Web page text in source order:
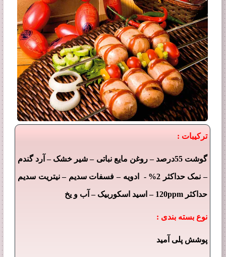
ترکیبات :
گوشت 55درصد –روغن مایع نباتی–شیر خشک–آرد گندم
–نمک حداکثر 2% - ادویه –فسفات سدیم–نیتریت سدیم
حداکثر 120ppm –اسید اسکوربیک–آب و یخ
نوع بسته بندی :
پوشش پلی آمید